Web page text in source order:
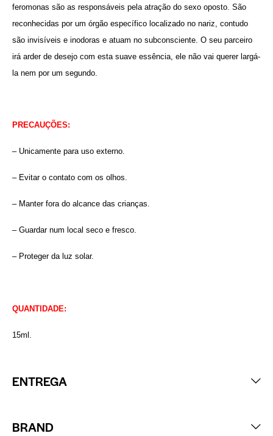
feromonas são as responsáveis pela atração do sexo oposto. São
reconhecidas por um órgão específico localizado no nariz, contudo
são invisíveis e inodoras e atuam no subconsciente. O seu parceiro
irá arder de desejo com esta suave essência, ele não vai querer largá-
la nem por um segundo.
PRECAUÇÕES:
– Unicamente para uso externo.
– Evitar o contato com os olhos.
– Manter fora do alcance das crianças.
– Guardar num local seco e fresco.
– Proteger da luz solar.
QUANTIDADE:
15ml.
ENTREGA
BRAND